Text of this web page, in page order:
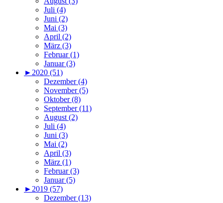
Juli (4)
Juni (2)
Mai (3)
April (2)
März (3)
Februar (1)
Januar (3)
► 2020 (51)
Dezember (4)
November (5)
Oktober (8)
September (11)
August (2)
Juli (4)
Juni (3)
Mai (2)
April (3)
März (1)
Februar (3)
Januar (5)
► 2019 (57)
Dezember (13)